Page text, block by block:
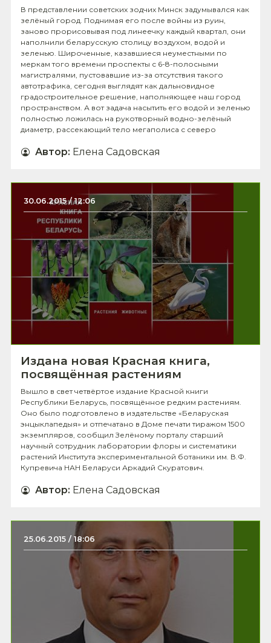
В представлении советских зодчих Минск задумывался как
зелёный город. Поднимая его после войны из руин,
заново прорисовывая под линеечку каждый квартал, они
наполнили беларусскую столицу воздухом, водой и
зеленью. Широченные, казавшиеся неуместными по
меркам того времени проспекты с 6-8-полосными
магистралями, пустовавшие из-за отсутствия такого
автотрафика, сегодня выглядят как дальновидное
градостроительное решение, наполняющее наш город
пространством. А вот задача насытить его водой и зеленью
полностью ложилась на рукотворный водно-зелёный
диаметр, рассекающий тело мегаполиса с северо
Автор: Елена Садовская
30.06.2015 / 12:06
Издана новая Красная книга,
посвящённая растениям
Вышло в свет четвёртое издание Красной книги
Республики Беларусь, посвящённое редким растениям.
Оно было подготовлено в издательстве «Беларуская
энцыклапедыя» и отпечатано в Доме печати тиражом 1500
экземпляров, сообщил Зелёному порталу старший
научный сотрудник лаборатории флоры и систематики
растений Института экспериментальной ботаники им. В.Ф.
Купревича НАН Беларуси Аркадий Скуратович.
Автор: Елена Садовская
25.06.2015 / 18:06